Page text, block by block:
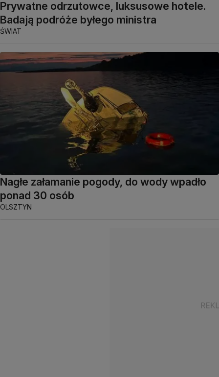
Prywatne odrzutowce, luksusowe hotele.
Badają podróże byłego ministra
ŚWIAT
Nagłe załamanie pogody, do wody wpadło
ponad 30 osób
OLSZTYN